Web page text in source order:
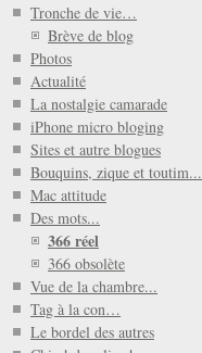
Tronche de vie…
Brève de blog
Photos
Actualité
La nostalgie camarade
iPhone micro bloging
Sites et autre blogues
Bouquins, zique et toutim...
Mac attitude
Des mots...
366 réel
366 obsolète
Vue de la chambre...
Tag à la con…
Le bordel des autres